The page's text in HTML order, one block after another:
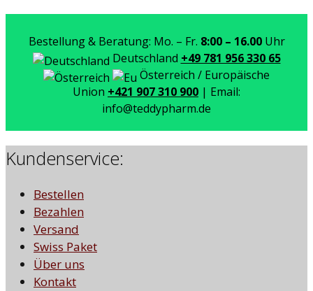
Bestellung & Beratung: Mo. – Fr. 8:00 – 16.00Uhr
Deutschland +49 781 956 330 65
Österreich / Europäische
Union +421 907 310 900 | Email:
info@teddypharm.de
Kundenservice:
Bestellen
Bezahlen
Versand
Swiss Paket
Über uns
Kontakt